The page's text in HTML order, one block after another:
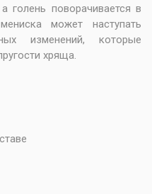
голень поворачивается в
может наступать
изменений, которые
хряща.